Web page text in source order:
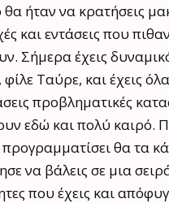
ήταν να κρατήσεις
και εντάσεις που
Σήμερα έχεις
Ταύρε, και έχεις
προβληματικές
εδώ και πολύ καιρό.
προγραμματίσει θα τα
να βάλεις σε μια
που έχεις και